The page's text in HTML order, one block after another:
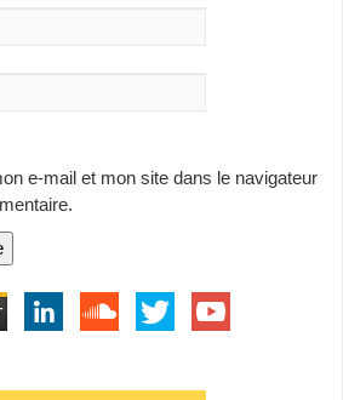
e-mail et mon site dans le navigateur